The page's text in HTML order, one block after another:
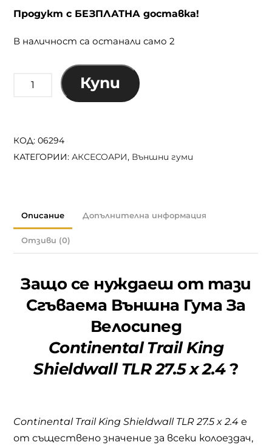
Продукт с БЕЗПЛАТНА доставка!
В наличност са останали само 2
количество
KING
SHIELDWALL
2.40
СГЪВАЕМА
ИЗКЛЮЧИТЕЛНО
СЦЕПЛЕНИЕ
ПРЕДИЗВИКАТЕЛНИ
ПИСТИ
Купи
КОД:06294
КАТЕГОРИИ:АКСЕСОАРИ, Външни гуми
Описание Допълнителна информация
Отзиви (0)
Защо се нуждаеш от тази
Сгъваема Външна Гума За
Велосипед
Continental Trail King
Shieldwall TLR 27.5 x 2.4?
Continental Trail King Shieldwall TLR 27.5 x 2.4 е
от съществено значение за всеки колоездач,